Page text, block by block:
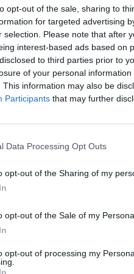
opt-out of the sale, sharing to
for targeted advertising
selection. Please note that after
interest-based ads based on
to third parties prior to
of your personal
This information may also be
Participants that may further
Data Processing Opt Outs
opt-out of the Sharing of my
opt-out of the Sale of my
opt-out of processing my
některých totiž v
Základní otázkou je, co dělat
systémech. Je
necháme jen tak uniknout. V
se například jako
země měly přestat
z protokolu. Mohou
dostanou, bude to mít na
(HCFC – používají se
ničí ozon relativně méně.
v rozvojových zemích. Pak
považovat za
velmi hloupé domnívat se,